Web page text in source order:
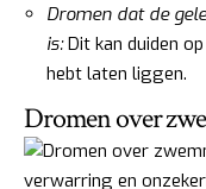
Dromen dat de
is:Dit kan duiden
hebt laten liggen.
Dromen over